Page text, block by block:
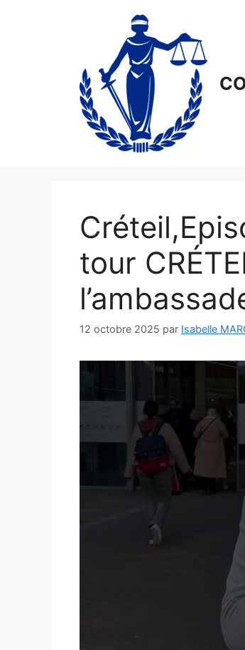
tour
12 octobre 2025 par Isabelle